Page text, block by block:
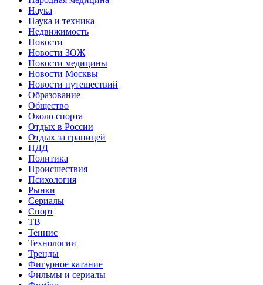
Наука
Наука и техника
Недвижимость
Новости
Новости ЗОЖ
Новости медицины
Новости Москвы
Новости путешествий
Образование
Общество
Около спорта
Отдых в России
Отдых за границей
ПДД
Политика
Происшествия
Психология
Рынки
Сериалы
Спорт
ТВ
Теннис
Технологии
Тренды
Фигурное катание
Фильмы и сериалы